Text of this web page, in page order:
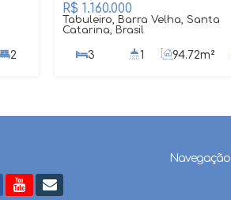
2
R$ 1.160.000
Tabuleiro, Barra Velha, Santa
Catarina, Brasil
3 1 94.72m²
Navegação